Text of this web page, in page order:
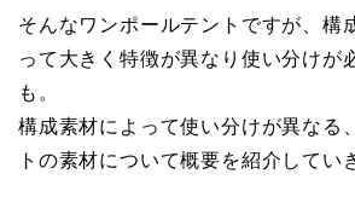
そんなワンポールテントですが、構
って大きく特徴が異なり使い分けが
も。
構成素材によって使い分けが異なる
トの素材について概要を紹介してい